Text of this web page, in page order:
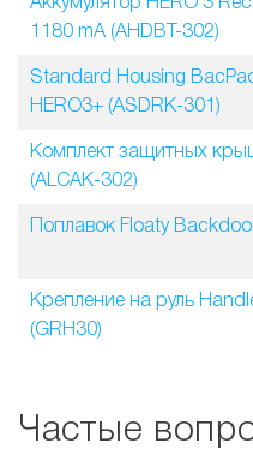
Аккумулятор HERO 3
1180 mA (AHDBT-302)
Standard Housing
HERO3+ (ASDRK-301)
Комплект защитных
(ALCAK-302)
Поплавок Floaty
Крепление на руль
(GRH30)
Частые